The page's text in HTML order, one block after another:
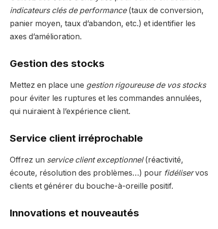
indicateurs clés de performance(taux de conversion,
panier moyen, taux d’abandon, etc.) et identifier les
axes d’amélioration.
Gestion des stocks
Mettez en place une gestion rigoureuse de vos stocks
pour éviter les ruptures et les commandes annulées,
qui nuiraient à l’expérience client.
Service client irréprochable
Offrez un service client exceptionnel(réactivité,
écoute, résolution des problèmes…) pour fidéliservos
clients et générer du bouche-à-oreille positif.
Innovations et nouveautés